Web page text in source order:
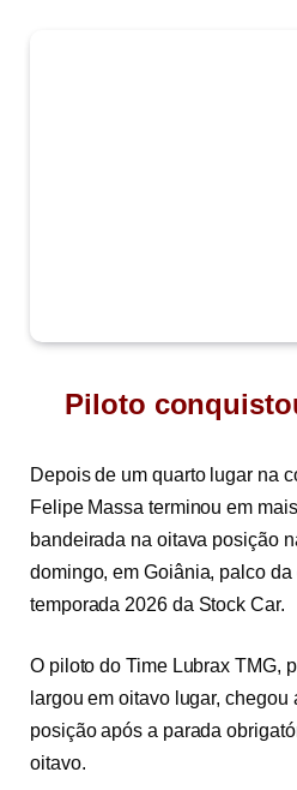
Piloto
Depois de um quarto lugar na
Felipe Massa terminou em
bandeirada na oitava posição
domingo, em Goiânia, palco da
temporada 2026 da Stock Car.
O piloto do Time Lubrax TMG,
largou em oitavo lugar, chegou
posição após a parada
oitavo.